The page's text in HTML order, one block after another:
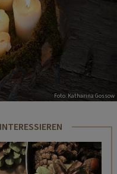
Foto: Katharina Gossow